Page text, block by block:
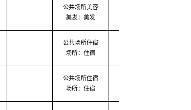
公共场所美容
美发：美发
公共场所住宿
场所：住宿
公共场所住宿
场所：住宿